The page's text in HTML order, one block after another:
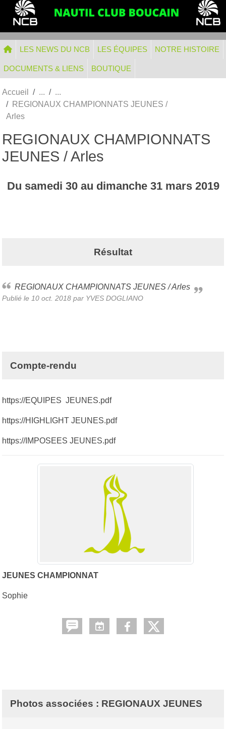
LES NEWS DU NCB LES ÉQUIPES NOTRE HISTOIRE
DOCUMENTS & LIENS BOUTIQUE
Accueil
REGIONAUX CHAMPIONNATS JEUNES /
Arles
REGIONAUX CHAMPIONNATS
JEUNES / Arles
Du samedi 30au dimanche 31 mars 2019
Résultat
REGIONAUX CHAMPIONNATS JEUNES / Arles
Publié le 10 oct. 2018 par YVES DOGLIANO
Compte-rendu
https://EQUIPES JEUNES.pdf
https://HIGHLIGHT JEUNES.pdf
https://IMPOSEES JEUNES.pdf
JEUNES CHAMPIONNAT
Sophie
Photos associées : REGIONAUX JEUNES
Panneau de gestion des cookies